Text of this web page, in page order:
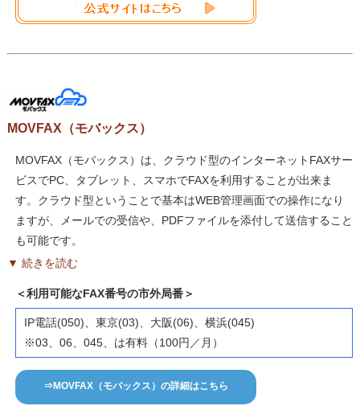
MOVFAX（モバックス）
MOVFAX（モバックス）は、クラウド型のインターネットFAXサー
ビスでPC、タブレット、スマホでFAXを利用することが出来ま
す。クラウド型ということで基本はWEB管理画面での操作になり
ますが、メールでの受信や、PDFファイルを添付して送信すること
も可能です。
▼ 続きを読む
＜利用可能なFAX番号の市外局番＞
IP電話(050)、東京(03)、大阪(06)、横浜(045)
※03、06、045、は有料（100円／月）
⇒MOVFAX（モバックス）の詳細はこちら